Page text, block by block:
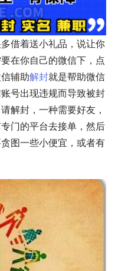
借着送小礼品，说让你
在你自己的微信下，点
辅助解封就是帮助微信
号出现违规而导致被封
解封，一种需要好友，
门的平台去接单，然后
图一些小便宜，或者有